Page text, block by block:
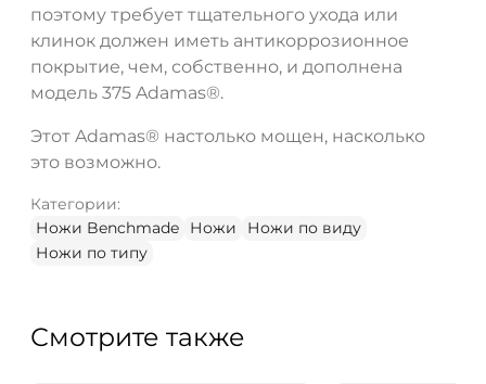
поэтому требует тщательного ухода или
клинок должен иметь антикоррозионное
покрытие, чем, собственно, и дополнена
модель 375 Adamas®.
Этот Adamas® настолько мощен, насколько
это возможно.
Категории:
Ножи Benchmade
Ножи
Ножи по виду
Ножи по типу
Смотрите также